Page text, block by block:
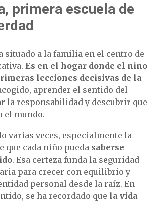
primera escuela de
situado a la familia en el centro de
Es en el hogar donde el niño
lecciones decisivas de la
aprender el sentido del
la responsabilidad y descubrir que
el mundo.
varias veces, especialmente la
que cada niño pueda saberse
. Esa certeza funda la seguridad
para crecer con equilibrio y
personal desde la raíz. En
se ha recordado que la vida